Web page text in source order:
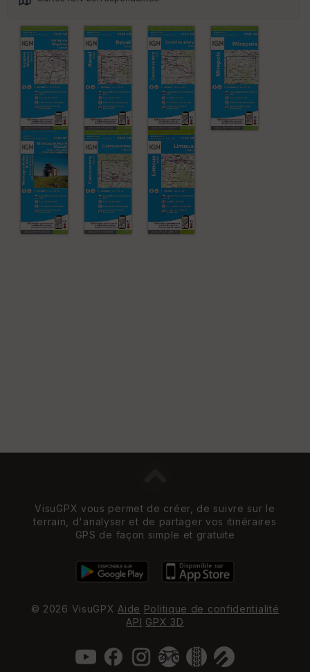
VisuGPX vous permet de créer, de suivre sur le
terrain, d'analyser et de partager vos itinéraires
GPS de façon simple et gratuite
© 2026 VisuGPX Aide Politique de confidentialité
API GPX 3D